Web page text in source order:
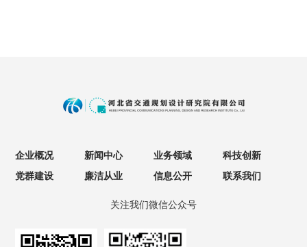
企业概况 新闻中心 业务领域
科技创新
党群建设
廉洁从业 信息公开 联系我们
关注我们微信公众号